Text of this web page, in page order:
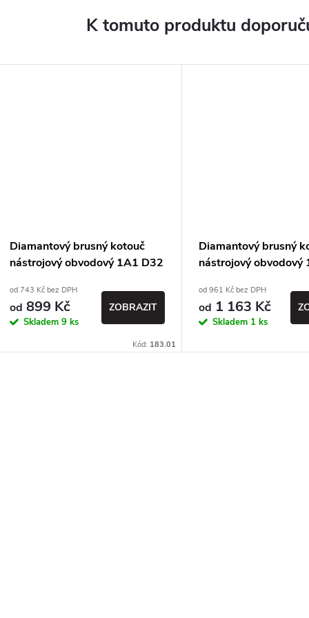
K tomuto produktu
Diamantový brusný kotouč
nástrojový obvodový 1A1 D32
od 743 Kč bez DPH
od 899 Kč
Skladem 9 ks
ZOBRAZIT
Kód: 183.01
Diamantový brusný
nástrojový obvodový
od 961 Kč bez DPH
od 1 163 Kč
Skladem 1 ks